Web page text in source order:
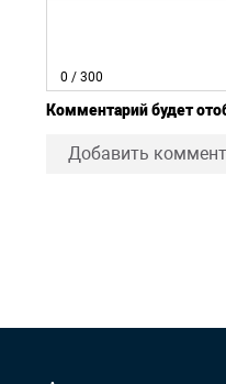
0 / 300
Комментарий будет
Добавить